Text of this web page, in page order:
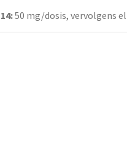
50 mg/dosis, vervolgens